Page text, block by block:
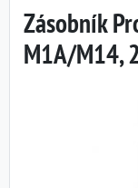
Zásobník
M1A/M14,